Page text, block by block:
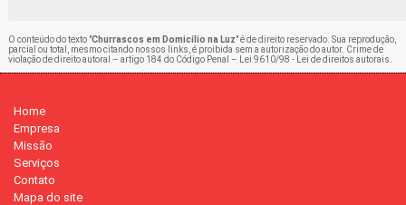
O conteúdo do texto "Churrascos em Domicílio na Luz" é de direito reservado. Sua reprodução,
parcial ou total, mesmo citando nossos links, é proibida sem a autorização do autor. Crime de
violação de direito autoral – artigo 184 do Código Penal –
Lei 9610/98 - Lei de direitos autorais
Home
Empresa
Missão
Serviços
Contato
Mapa do site